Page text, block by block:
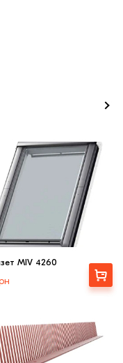
MIV 4260
Выбрать